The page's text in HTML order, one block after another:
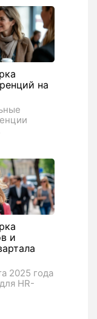
на
и
2025 года
HR-